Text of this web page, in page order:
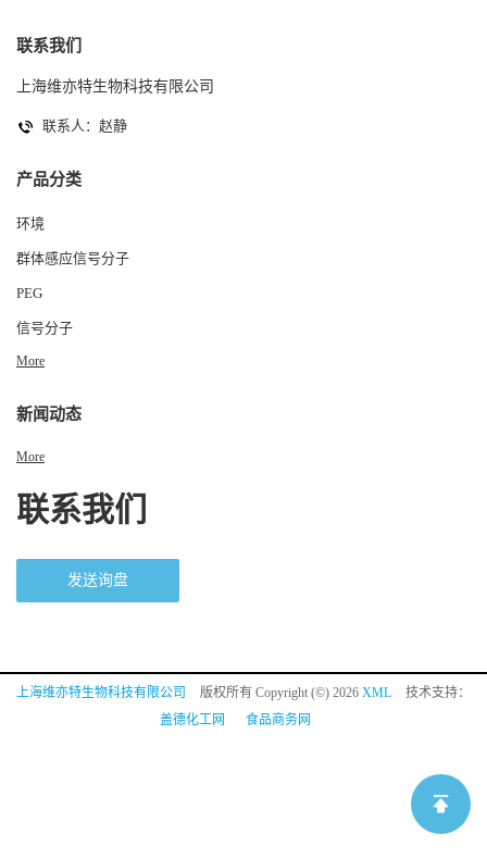
联系我们
上海维亦特生物科技有限公司
联系人：赵静
产品分类
环境
群体感应信号分子
PEG
信号分子
More
新闻动态
More
联系我们
发送询盘
上海维亦特生物科技有限公司 版权所有 Copyright (©) 2026 XML
技术支持：
盖德化工网
食品商务网